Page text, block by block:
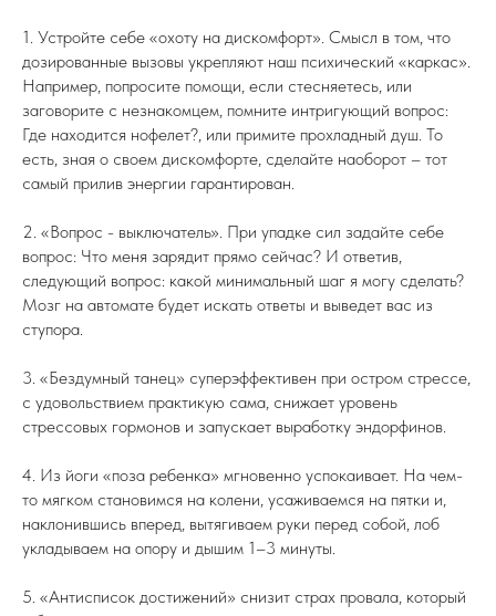
1. Устройте себе «охоту на дискомфорт». Смысл в том, что
дозированные вызовы укрепляют наш психический «каркас».
Например, попросите помощи, если стесняетесь, или
заговорите с незнакомцем, помните интригующий вопрос:
Где находится нофелет?, или примите прохладный душ. То
есть, зная о своем дискомфорте, сделайте наоборот – тот
самый прилив энергии гарантирован.
2. «Вопрос - выключатель». При упадке сил задайте себе
вопрос: Что меня зарядит прямо сейчас? И ответив,
следующий вопрос: какой минимальный шаг я могу сделать?
Мозг на автомате будет искать ответы и выведет вас из
ступора.
3. «Бездумный танец» суперэффективен при остром стрессе,
с удовольствием практикую сама, снижает уровень
стрессовых гормонов и запускает выработку эндорфинов.
4. Из йоги «поза ребенка» мгновенно успокаивает. На чем-
то мягком становимся на колени, усаживаемся на пятки и,
наклонившись вперед, вытягиваем руки перед собой, лоб
укладываем на опору и дышим 1–3 минуты.
5. «Антисписок достижений» снизит страх провала, который